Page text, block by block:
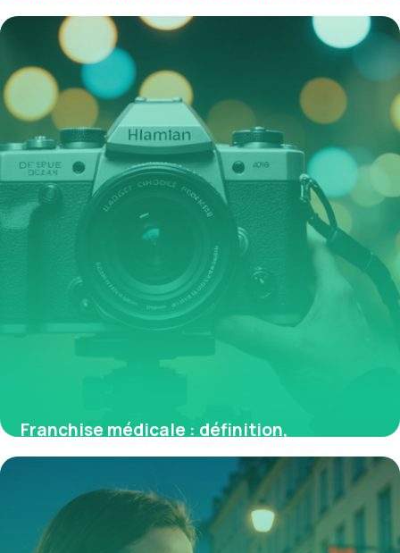
vous devez savoir pour optimiser vos
remboursements santé
11 mai 2026
Franchise médicale : définition,
fonctionnement et enjeux en France